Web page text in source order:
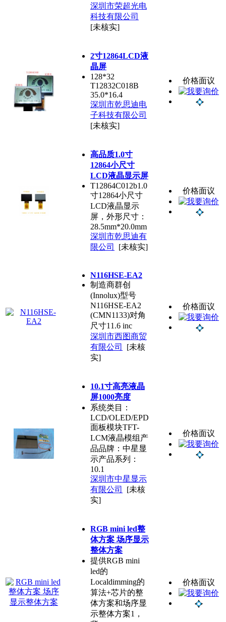
深圳市荣超光电
科技有限公司
[未核实]
2寸12864LCD液
晶屏
128*32
T12832C018B
35.0*16.4
深圳市乾思迪电
子科技有限公司
[未核实]
价格面议
高品质1.0寸
12864小尺寸
LCD液晶显示屏
T12864C012b1.0
寸12864小尺寸
LCD液晶显示
屏，外形尺寸：
28.5mm*20.0mm
深圳市乾思迪有
限公司
[未核实]
价格面议
N116HSE-EA2
制造商群创
(Innolux)型号
N116HSE-EA2
(CMN1133)对角
尺寸11.6 inc
深圳市西图商贸
有限公司
[未核
实]
价格面议
10.1寸高亮液晶
屏1000亮度
系统类目：
LCD/OLED/EPD
面板模块TFT-
LCM液晶模组产
品品牌：中星显
示产品系列：
10.1
深圳市中星显示
有限公司
[未核
实]
价格面议
RGB mini led整
体方案 场序显示
整体方案
提供RGB mini
led的
Localdimming的
算法+芯片的整
体方案和场序显
示整体方案1，
价格面议